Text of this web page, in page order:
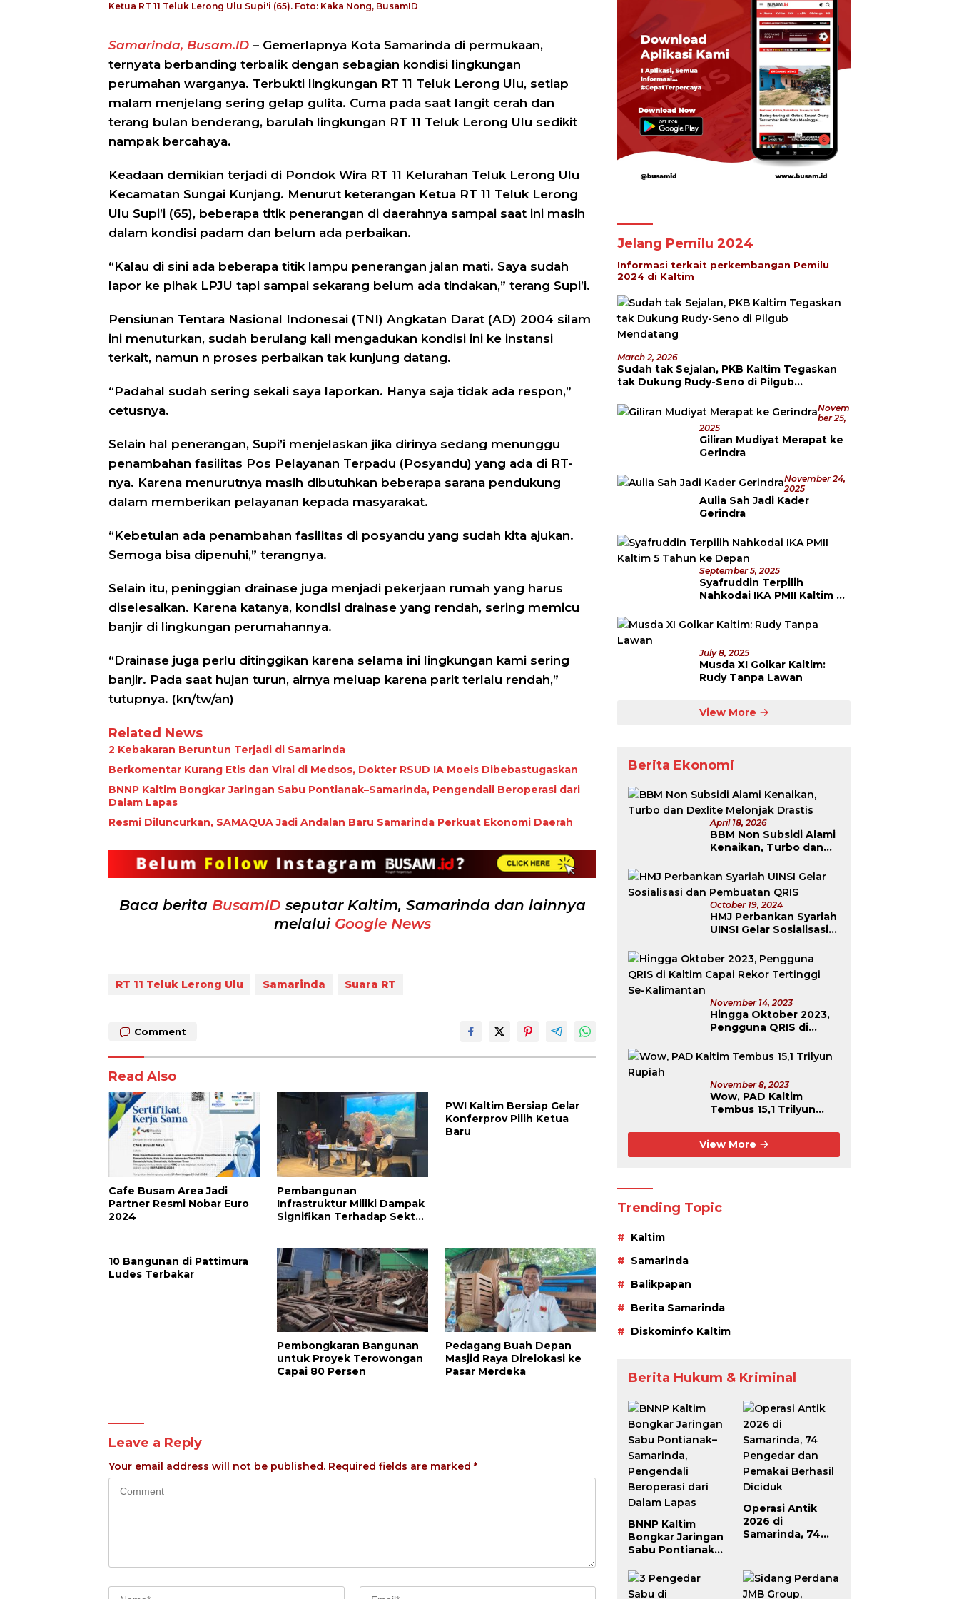
Ketua RT 11 Teluk Lerong Ulu Supi'i (65). Foto: Kaka Nong, BusamID
Samarinda, Busam.ID – Gemerlapnya Kota Samarinda di permukaan,
ternyata berbanding terbalik dengan sebagian kondisi lingkungan
perumahan warganya. Terbukti lingkungan RT 11 Teluk Lerong Ulu, setiap
malam menjelang sering gelap gulita. Cuma pada saat langit cerah dan
terang bulan benderang, barulah lingkungan RT 11 Teluk Lerong Ulu sedikit
nampak bercahaya.
Keadaan demikian terjadi di Pondok Wira RT 11 Kelurahan Teluk Lerong Ulu
Kecamatan Sungai Kunjang. Menurut keterangan Ketua RT 11 Teluk Lerong
Ulu Supi’i (65), beberapa titik penerangan di daerahnya sampai saat ini masih
dalam kondisi padam dan belum ada perbaikan.
“Kalau di sini ada beberapa titik lampu penerangan jalan mati. Saya sudah
lapor ke pihak LPJU tapi sampai sekarang belum ada tindakan,” terang Supi’i.
Pensiunan Tentara Nasional Indonesai (TNI) Angkatan Darat (AD) 2004 silam
ini menuturkan, sudah berulang kali mengadukan kondisi ini ke instansi
terkait, namun n proses perbaikan tak kunjung datang.
“Padahal sudah sering sekali saya laporkan. Hanya saja tidak ada respon,”
cetusnya.
Selain hal penerangan, Supi’i menjelaskan jika dirinya sedang menunggu
penambahan fasilitas Pos Pelayanan Terpadu (Posyandu) yang ada di RT-
nya. Karena menurutnya masih dibutuhkan beberapa sarana pendukung
dalam memberikan pelayanan kepada masyarakat.
“Kebetulan ada penambahan fasilitas di posyandu yang sudah kita ajukan.
Semoga bisa dipenuhi,” terangnya.
Selain itu, peninggian drainase juga menjadi pekerjaan rumah yang harus
diselesaikan. Karena katanya, kondisi drainase yang rendah, sering memicu
banjir di lingkungan perumahannya.
“Drainase juga perlu ditinggikan karena selama ini lingkungan kami sering
banjir. Pada saat hujan turun, airnya meluap karena parit terlalu rendah,”
tutupnya. (kn/tw/an)
Related News
2 Kebakaran Beruntun Terjadi di Samarinda
Berkomentar Kurang Etis dan Viral di Medsos, Dokter RSUD IA Moeis Dibebastugaskan
BNNP Kaltim Bongkar Jaringan Sabu Pontianak–Samarinda, Pengendali Beroperasi dari
Dalam Lapas
Resmi Diluncurkan, SAMAQUA Jadi Andalan Baru Samarinda Perkuat Ekonomi Daerah
Baca berita BusamID seputar Kaltim, Samarinda dan lainnya
melalui Google News
RT 11 Teluk Lerong Ulu Samarinda Suara RT
Comment
Read Also
Cafe Busam Area Jadi
Partner Resmi Nobar Euro
2024
Pembangunan
Infrastruktur Miliki Dampak
Signifikan Terhadap Sektor
PWI Kaltim Bersiap Gelar
Konferprov Pilih Ketua
Baru
10 Bangunan di Pattimura
Ludes Terbakar
Pembongkaran Bangunan
untuk Proyek Terowongan
Capai 80 Persen
Pedagang Buah Depan
Masjid Raya Direlokasi ke
Pasar Merdeka
Leave a Reply
Your email address will not be published. Required fields are marked *
Jelang Pemilu 2024
Informasi terkait perkembangan Pemilu
2024 di Kaltim
March 2, 2026
Sudah tak Sejalan, PKB Kaltim Tegaskan
tak Dukung Rudy-Seno di Pilgub
Novem
Ber 25,
2025
Giliran Mudiyat Merapat ke
Gerindra
November 24,
2025
Aulia Sah Jadi Kader
Gerindra
September 5, 2025
Syafruddin Terpilih
Nahkodai IKA PMII Kaltim 5
July 8, 2025
Musda XI Golkar Kaltim:
Rudy Tanpa Lawan
View More
Berita Ekonomi
April 18, 2026
BBM Non Subsidi Alami
Kenaikan, Turbo dan
Drastis
October 19, 2024
HMJ Perbankan Syariah
UINSI Gelar Sosialisasi
November 14, 2023
Hingga Oktober 2023,
Pengguna QRIS di
Tertinggi Se-
November 8, 2023
Wow, PAD Kaltim
Tembus 15,1 Trilyun
View More
Trending Topic
Kaltim
Samarinda
Balikpapan
Berita Samarinda
Diskominfo Kaltim
Berita Hukum & Kriminal
BNNP Kaltim
Bongkar Jaringan
Sabu Pontianak–
Pengendali
Beroperasi dari
Operasi Antik
2026 di
Samarinda, 74
Diciduk